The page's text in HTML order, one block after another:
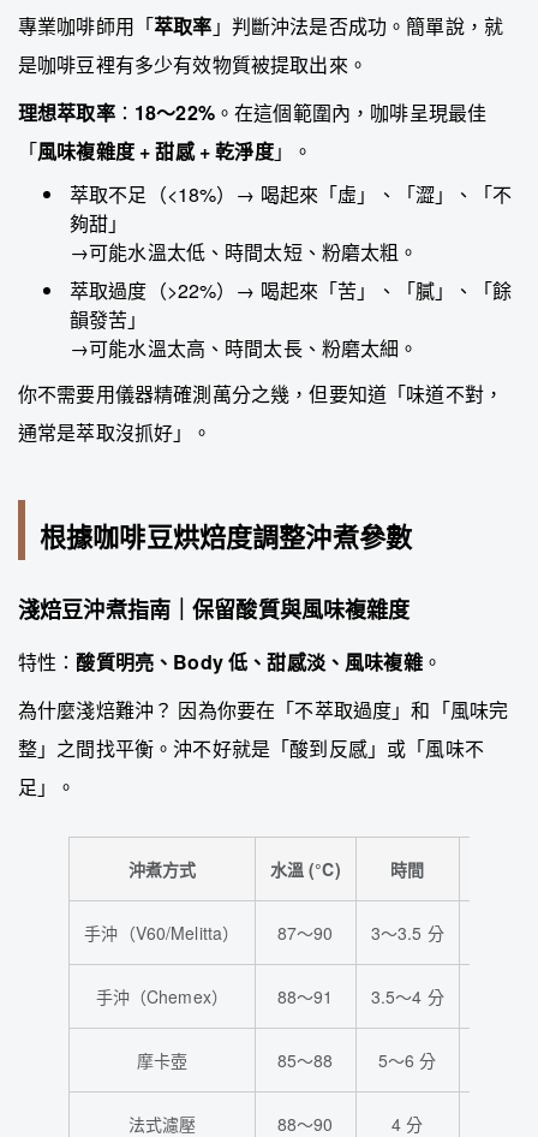
專業咖啡師用「萃取率 」判斷沖法是否成功。簡單說，就
是咖啡豆裡有多少有效物質被提取出來。
理想萃取率： 18～22%。在這個範圍內，咖啡呈現最佳
「風味複雜度 + 甜感 + 乾淨度」。
萃取不足（<18%）→ 喝起來「虛」、「澀」、「不
夠甜」
→可能水溫太低、時間太短、粉磨太粗。
萃取過度（>22%）→ 喝起來「苦」、「膩」、「餘
韻發苦」
→可能水溫太高、時間太長、粉磨太細。
你不需要用儀器精確測萬分之幾，但要知道「味道不對，
通常是萃取沒抓好」。
根據咖啡豆烘焙度調整沖煮參數
淺焙豆沖煮指南｜保留酸質與風味複雜度
特性：酸質明亮、Body 低、甜感淡、風味複雜。
為什麼淺焙難沖？ 因為你要在「不萃取過度」和「風味完
整」之間找平衡。沖不好就是「酸到反感」或「風味不
足」。
沖煮方式 水溫 (°C) 時間
手沖（V60/Melitta） 87～90 3～3.5 分
手沖（Chemex） 88～91 3.5～4 分
摩卡壺 85～88 5～6 分
法式濾壓 88～90 4 分